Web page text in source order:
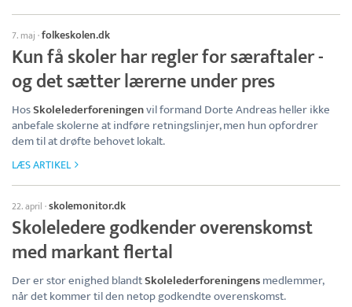
7. maj ·folkeskolen.dk
Kun få skoler har regler for særaftaler -
og det sætter lærerne under pres
HosSkolelederforeningenvil formand Dorte Andreas heller ikke
anbefale skolerne at indføre retningslinjer, men hun opfordrer
dem til at drøfte behovet lokalt.
LÆS ARTIKEL
22. april ·skolemonitor.dk
Skoleledere godkender overenskomst
med markant flertal
Der er stor enighed blandtSkolelederforeningensmedlemmer,
når det kommer til den netop godkendte overenskomst.